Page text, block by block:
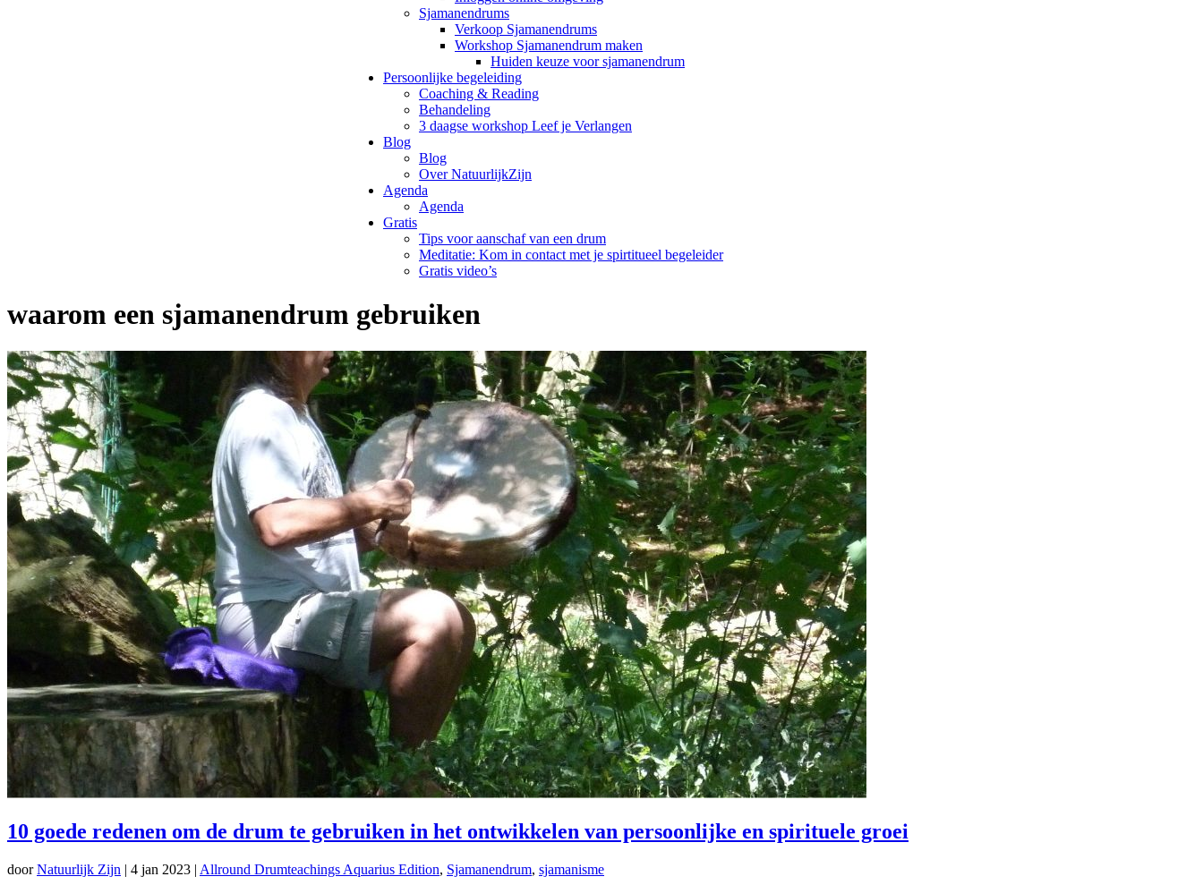
Sjamanendrums
Verkoop Sjamanendrums
Workshop Sjamanendrum maken
Huiden keuze voor sjamanendrum
Persoonlijke begeleiding
Coaching & Reading
Behandeling
3 daagse workshop Leef je Verlangen
Blog
Blog
Over NatuurlijkZijn
Agenda
Agenda
Gratis
Tips voor aanschaf van een drum
Meditatie: Kom in contact met je spirtitueel begeleider
Gratis video’s
waarom een sjamanendrum gebruiken
10 goede redenen om de drum te gebruiken in het ontwikkelen van persoonlijke en spirituele groei
doorNatuurlijk Zijn | 4 jan 2023 | Allround Drumteachings Aquarius Edition, Sjamanendrum, sjamanisme